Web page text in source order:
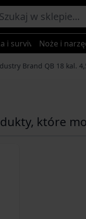
i survival Noże i
Brand QB 18 kal.
które